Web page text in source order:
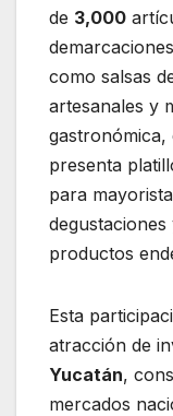
de 3,000
como salsas
artesanales y
gastronómica,
presenta
para
productos
Esta
atracción de
Yucatán,
mercados